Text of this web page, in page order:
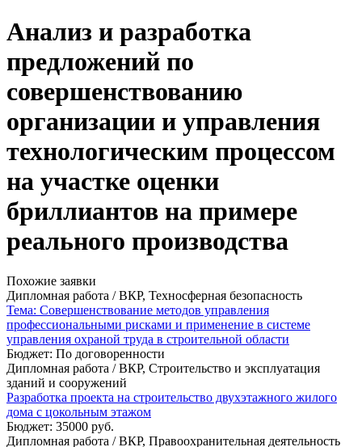
Анализ и разработка
предложений по
совершенствованию
организации и управления
технологическим процессом
на участке оценки
бриллиантов на примере
реального производства
Похожие заявки
Дипломная работа / ВКР, Техносферная безопасность
Тема: Совершенствование методов управления
профессиональными рисками и применение в системе
управления охраной труда в строительной области
Бюджет: По договоренности
Дипломная работа / ВКР, Строительство и эксплуатация
зданий и сооружений
Разработка проекта на строительство двухэтажного жилого
дома с цокольным этажом
Бюджет: 35000 руб.
Дипломная работа / ВКР, Правоохранительная деятельность